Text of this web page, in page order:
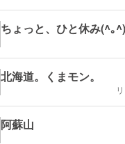
ちょっと、ひと休み(^｡^)
北海道。くまモン。
阿蘇山